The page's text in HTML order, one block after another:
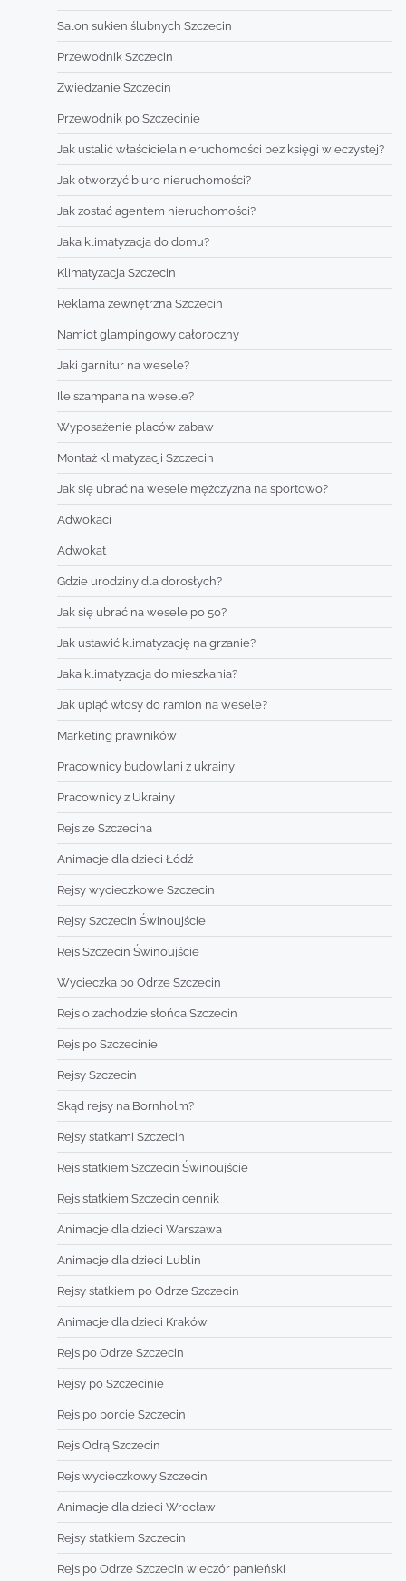
Salon sukien ślubnych Szczecin
Przewodnik Szczecin
Zwiedzanie Szczecin
Przewodnik po Szczecinie
Jak ustalić właściciela nieruchomości bez księgi wieczystej?
Jak otworzyć biuro nieruchomości?
Jak zostać agentem nieruchomości?
Jaka klimatyzacja do domu?
Klimatyzacja Szczecin
Reklama zewnętrzna Szczecin
Namiot glampingowy całoroczny
Jaki garnitur na wesele?
Ile szampana na wesele?
Wyposażenie placów zabaw
Montaż klimatyzacji Szczecin
Jak się ubrać na wesele mężczyzna na sportowo?
Adwokaci
Adwokat
Gdzie urodziny dla dorosłych?
Jak się ubrać na wesele po 50?
Jak ustawić klimatyzację na grzanie?
Jaka klimatyzacja do mieszkania?
Jak upiąć włosy do ramion na wesele?
Marketing prawników
Pracownicy budowlani z ukrainy
Pracownicy z Ukrainy
Rejs ze Szczecina
Animacje dla dzieci Łódź
Rejsy wycieczkowe Szczecin
Rejsy Szczecin Świnoujście
Rejs Szczecin Świnoujście
Wycieczka po Odrze Szczecin
Rejs o zachodzie słońca Szczecin
Rejs po Szczecinie
Rejsy Szczecin
Skąd rejsy na Bornholm?
Rejsy statkami Szczecin
Rejs statkiem Szczecin Świnoujście
Rejs statkiem Szczecin cennik
Animacje dla dzieci Warszawa
Animacje dla dzieci Lublin
Rejsy statkiem po Odrze Szczecin
Animacje dla dzieci Kraków
Rejs po Odrze Szczecin
Rejsy po Szczecinie
Rejs po porcie Szczecin
Rejs Odrą Szczecin
Rejs wycieczkowy Szczecin
Animacje dla dzieci Wrocław
Rejsy statkiem Szczecin
Rejs po Odrze Szczecin wieczór panieński